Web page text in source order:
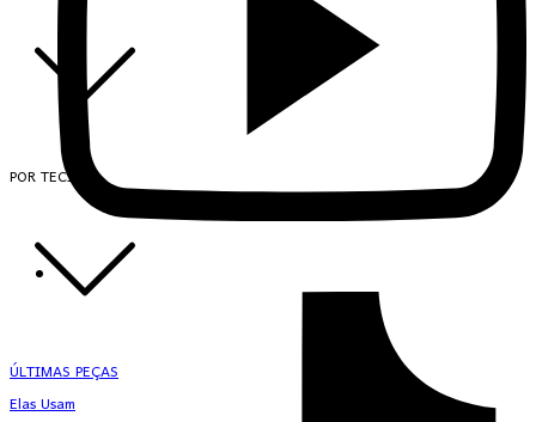
POR TECIDO
ÚLTIMAS PEÇAS
Elas Usam